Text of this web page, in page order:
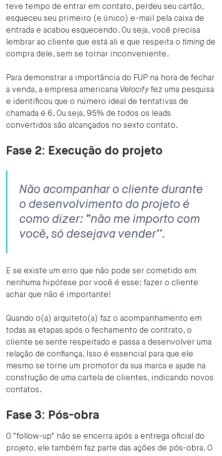
teve tempo de entrar em contato, perdeu seu cartão,
esqueceu seu primeiro (e único) e-mail pela caixa de
entrada e acabou esquecendo. Ou seja, você precisa
lembrar ao cliente que está ali e que respeita o timing de
compra dele, sem se tornar inconveniente.
Para demonstrar a importância do FUP na hora de fechar
a venda, a empresa americana Velocifyfez uma pesquisa
e identificou que o número ideal de tentativas de
chamada é 6. Ou seja, 95% de todos os leads
convertidos são alcançados no sexto contato.
Fase 2: Execução do projeto
Não acompanhar o cliente durante
o desenvolvimento do projeto é
como dizer: ‘‘não me importo com
você, só desejava vender’’.
E se existe um erro que não pode ser cometido em
nenhuma hipótese por você é esse: fazer o cliente
achar que não é importante!
Quando o(a) arquiteto(a) faz o acompanhamento em
todas as etapas após o fechamento de contrato, o
cliente se sente respeitado e passa a desenvolver uma
relação de confiança. Isso é essencial para que ele
mesmo se torne um promotor da sua marca e ajude na
construção de uma cartela de clientes, indicando novos
contatos.
Fase 3: Pós-obra
O "follow-up" não se encerra após a entrega oficial do
projeto, ele também faz parte das ações de pós-obra. O